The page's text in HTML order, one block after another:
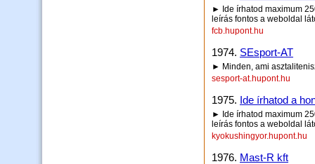
► Ide írhatod maximum
leírás fontos a weboldal
fcb.hupont.hu
1974. SEsport-AT
► Minden, ami
sesport-at.hupont.hu
1975. Ide írhatod a
► Ide írhatod maximum
leírás fontos a weboldal
kyokushingyor.hupont.hu
1976. Mast-R kft